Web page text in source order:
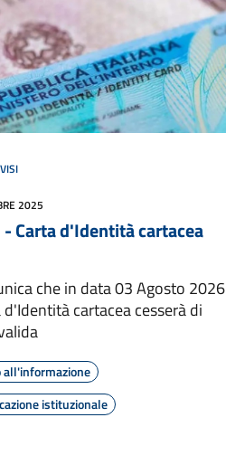
2025
Carta d'Identità cartacea
che in data 03 Agosto 2026
d'Identità cartacea cesserà di
all'informazione
istituzionale